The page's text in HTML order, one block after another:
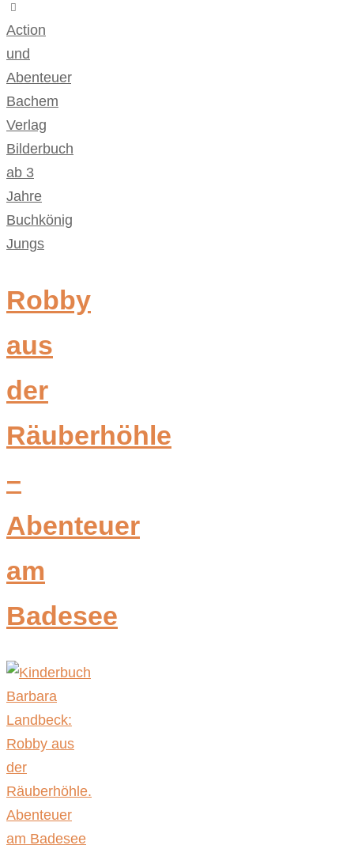
Action
und
Abenteuer,
Bachem
Verlag
Bilderbuch
ab 3
Jahre
Buchkönig
Jungs
Robby
aus
der
Räuberhöhle
–
Abenteuer
am
Badesee